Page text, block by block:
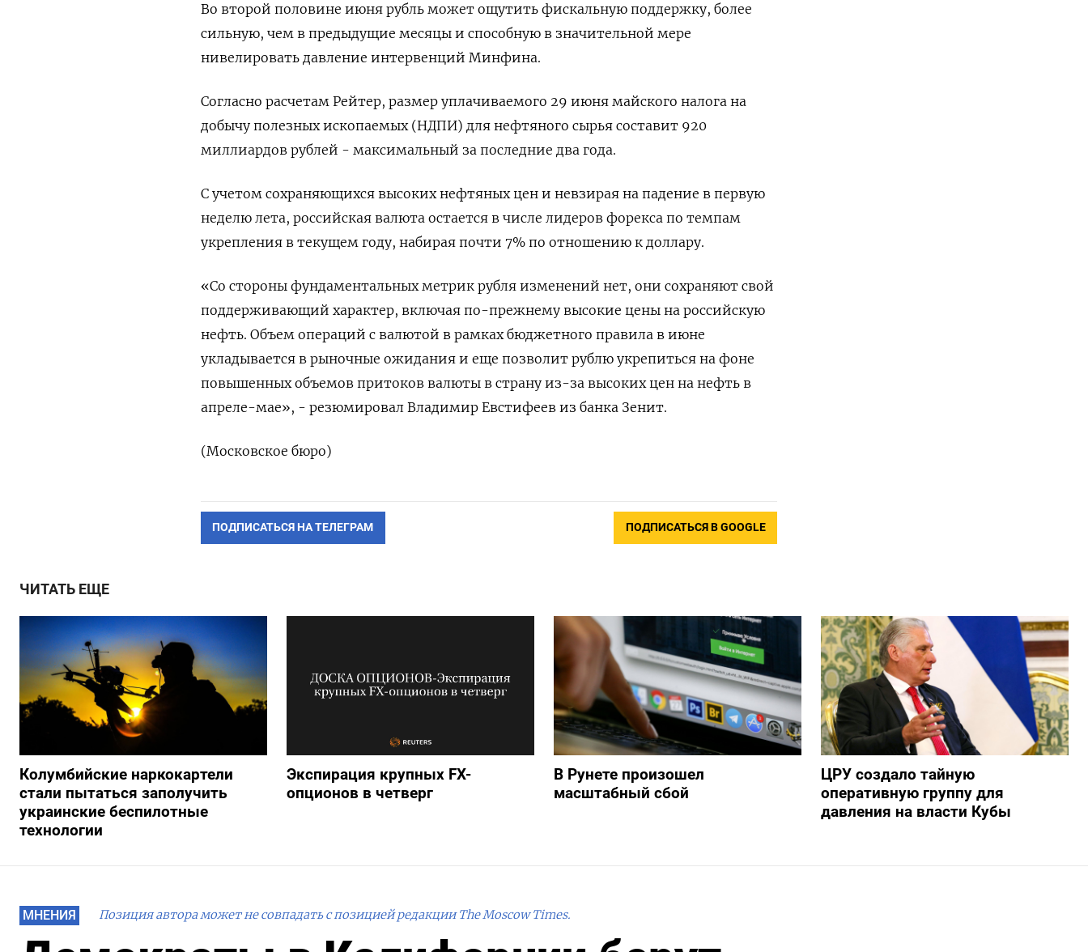
Во второй половине июня рубль может ощутить фискальную поддержку, более
сильную, чем в предыдущие месяцы и способную в значительной мере
нивелировать давление интервенций Минфина.
Согласно расчетам Рейтер, размер уплачиваемого 29 июня майского налога на
добычу полезных ископаемых (НДПИ) для нефтяного ​сырья составит 920
миллиардов рублей - максимальный ⁠за последние два года.
С учетом сохраняющихся высоких нефтяных цен и невзирая на падение в первую
неделю лета, российская валюта остается в числе лидеров форекса по темпам
укрепления в ‌текущем году, набирая почти 7% по отношению к доллару.
«Со стороны фундаментальных метрик рубля изменений нет, они сохраняют свой
поддерживающий ‌характер, включая по-прежнему высокие цены на российскую
нефть. Объем операций с валютой в рамках бюджетного правила в июне
укладывается в рыночные ожидания ​и еще позволит рублю укрепиться на фоне
повышенных объемов притоков валюты в страну из-за высоких ‌цен на нефть в
апреле-мае», - резюмировал Владимир Евстифеев из банка Зенит.
(Московское бюро)
ПОДПИСАТЬСЯ НА ТЕЛЕГРАМ ПОДПИСАТЬСЯ В GOOGLE
ЧИТАТЬ ЕЩЕ
Колумбийские наркокартели
стали пытаться заполучить
украинские беспилотные
технологии
Экспирация крупных FX-
опционов в четверг
В Рунете произошел
масштабный сбой
ЦРУ создало тайную
оперативную группу для
давления на власти Кубы
МНЕНИЯ Позиция автора может не совпадать с позицией редакции The Moscow Times.